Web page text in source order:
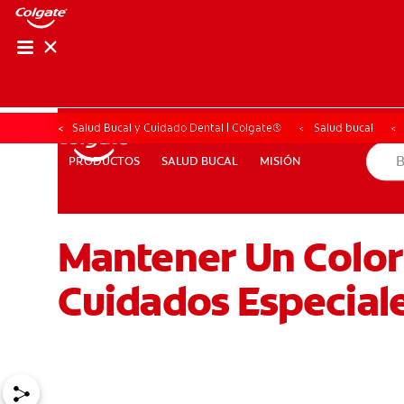
PRODUCTOS SALUD BUCAL MISIÓN
PARA PROFESIONALES AR (ES) SUSCRIBITE
PRODUCTOS SALUD BUCAL MISIÓN
CHEQUEO DE
Salud Bucal y Cuidado Dental | Colgate® Salud bucal
Mantener Un
Cuidados